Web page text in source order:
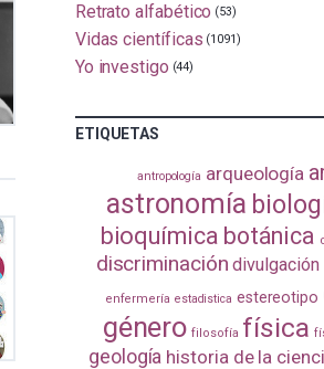
Retrato alfabético (53)
Vidas científicas (1091)
Yo investigo (44)
ETIQUETAS
antropología arqueología
astronomía
bioquímica botánica
discriminación divulgación
enfermería estadistica estereotipo
género filosofía física
geología historia de la